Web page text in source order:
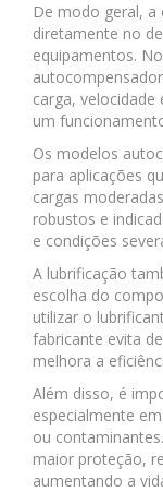
De modo geral,
diretamente no
equipamentos.
carga,
um
Os modelos
para aplicações
cargas
robustos e
e condições
A lubrificação
escolha do
utilizar o
fabricante evita
melhora a
Além disso, é
especialmente
ou
maior proteção,
aumentando a